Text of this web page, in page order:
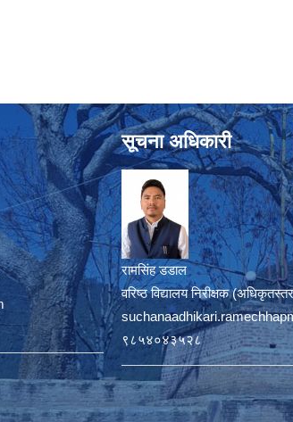
सूचना अधिकारी
रामसिंह डडाल
वरिष्ठ विद्यालय निरीक्षक
९८५४०४३५२८